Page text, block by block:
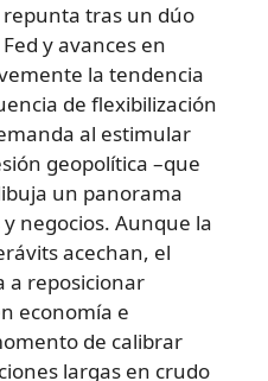
tras un dúo
y avances en
la tendencia
de flexibilización
al estimular
geopolítica –que
un panorama
negocios. Aunque la
acechan, el
a reposicionar
economía e
de calibrar
largas en crudo